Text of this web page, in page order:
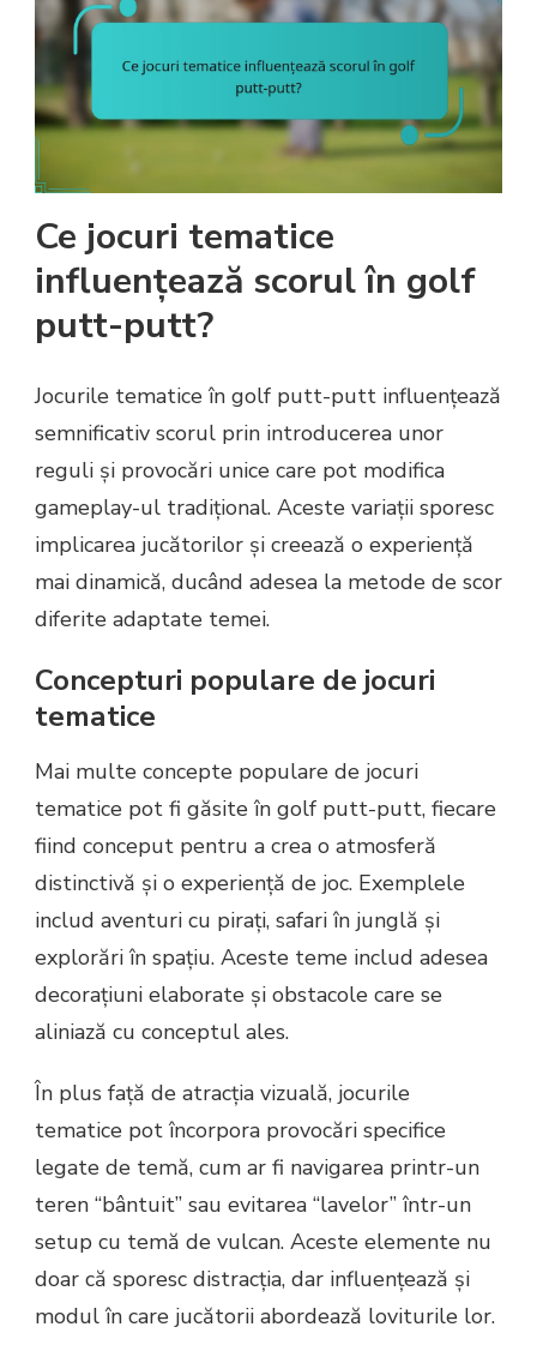
Ce jocuri tematice
influențează scorul în golf
putt-putt?
Jocurile tematice în golf putt-putt influențează
semnificativ scorul prin introducerea unor
reguli și provocări unice care pot modifica
gameplay-ul tradițional. Aceste variații sporesc
implicarea jucătorilor și creează o experiență
mai dinamică, ducând adesea la metode de scor
diferite adaptate temei.
Concepturi populare de jocuri
tematice
Mai multe concepte populare de jocuri
tematice pot fi găsite în golf putt-putt, fiecare
fiind conceput pentru a crea o atmosferă
distinctivă și o experiență de joc. Exemplele
includ aventuri cu pirați, safari în junglă și
explorări în spațiu. Aceste teme includ adesea
decorațiuni elaborate și obstacole care se
aliniază cu conceptul ales.
În plus față de atracția vizuală, jocurile
tematice pot încorpora provocări specifice
legate de temă, cum ar fi navigarea printr-un
teren “bântuit” sau evitarea “lavelor” într-un
setup cu temă de vulcan. Aceste elemente nu
doar că sporesc distracția, dar influențează și
modul în care jucătorii abordează loviturile lor.